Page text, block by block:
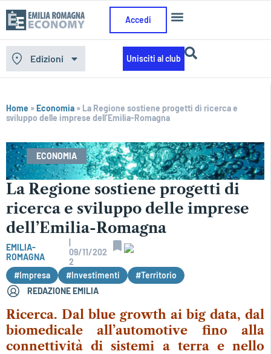
Accedi
Edizioni Unisciti al club
Home »Economia » La Regione sostiene progetti di ricerca e
sviluppo delle imprese dell’Emilia-Romagna
ECONOMIA
La Regione sostiene progetti di
ricerca e sviluppo delle imprese
dell’Emilia-Romagna
EMILIA-
ROMAGNA
09/11/202
2
#Impresa
#Investimenti
#Territorio
REDAZIONE EMILIA
Ricerca. Dal blue growth ai big data, dal
biomedicale all’automotive fino alla
connettività di sistemi a terra e nello